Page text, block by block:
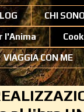
CHI
l'Anima
VIAGGIA CON ME